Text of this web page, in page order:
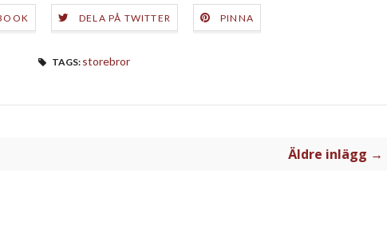
DELA PÅ TWITTER PINNA
TAGS: storebror
Äldre inlägg →